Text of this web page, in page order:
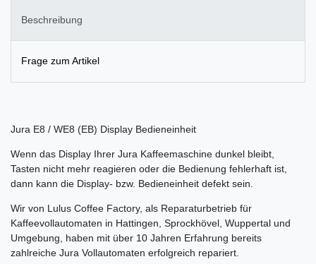
Beschreibung
Frage zum Artikel
Jura E8 / WE8 (EB) Display Bedieneinheit
Wenn das Display Ihrer Jura Kaffeemaschine dunkel bleibt,
Tasten nicht mehr reagieren oder die Bedienung fehlerhaft ist,
dann kann die Display- bzw. Bedieneinheit defekt sein.
Wir von Lulus Coffee Factory, als Reparaturbetrieb für
Kaffeevollautomaten in Hattingen, Sprockhövel, Wuppertal und
Umgebung, haben mit über 10 Jahren Erfahrung bereits
zahlreiche Jura Vollautomaten erfolgreich repariert.